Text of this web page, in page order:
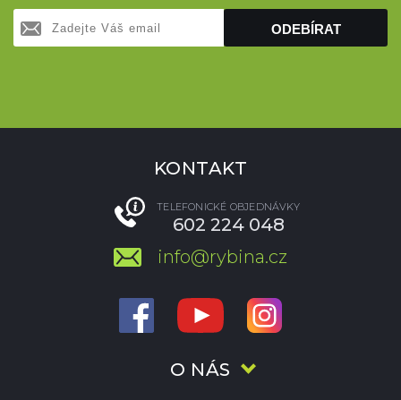
ODEBÍRAT
O NÁS
KONTAKT
TELEFONICKÉ OBJEDNÁVKY
602 224 048
info@rybina.cz